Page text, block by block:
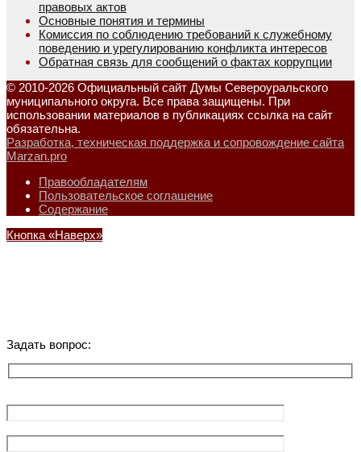
правовых актов
Основные понятия и термины
Комиссия по соблюдению требований к служебному
поведению и урегулированию конфликта интересов
Обратная связь для сообщений о фактах коррупции
© 2010-2026 Официальный сайт Думы Североуральского
муниципального округа. Все права защищены. При
использовании материалов в публикациях ссылка на сайт
обязательна.
Разработка, техническая поддержка и сопровождение сайта
Marzan.pro
Правообладателям
Пользовательское соглашение
Содержание
Кнопка «Наверх»
Задать вопрос: